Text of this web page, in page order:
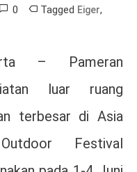
0 Tagged Eiger,
– Pameran
luar ruang
terbesar di Asia
Festival